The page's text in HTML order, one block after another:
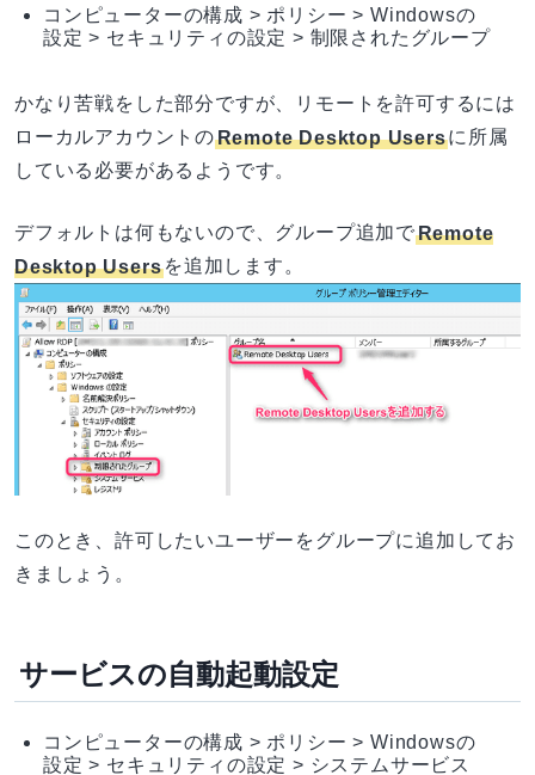
コンピューターの構成 > ポリシー > Windowsの
設定 > セキュリティの設定 > 制限されたグループ
かなり苦戦をした部分ですが、リモートを許可するには
ローカルアカウントのRemote Desktop Usersに所属
している必要があるようです。
デフォルトは何もないので、グループ追加でRemote
Desktop Users を追加します。
このとき、許可したいユーザーをグループに追加してお
きましょう。
サービスの自動起動設定
コンピューターの構成 > ポリシー > Windowsの
設定 > セキュリティの設定 > システムサービス